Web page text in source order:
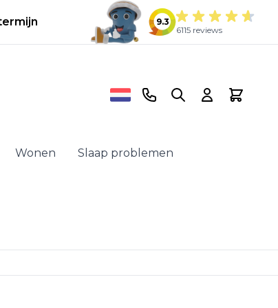
9.3
6115 reviews
Wonen Slaap problemen
Telefoonnummer
Search Cart